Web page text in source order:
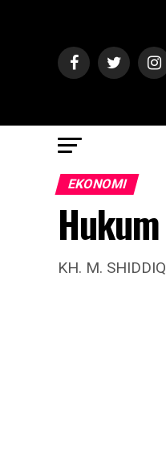
EKONOMI
KH. M.